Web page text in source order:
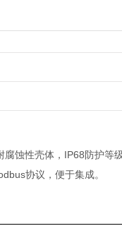
蚀性壳体，IP68防护等
协议，便于集成。